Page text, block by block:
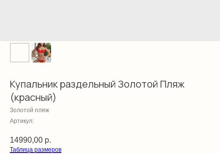
Купальник раздельный Золотой Пляж
(красный)
Золотой пляж
Артикул:
14990,00 р.
Таблица размеров